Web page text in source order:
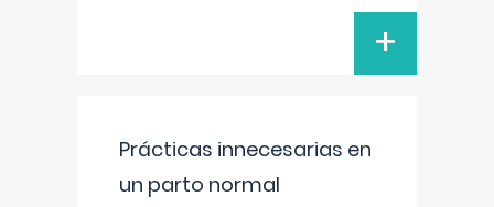
+
Prácticas innecesarias en
un parto normal